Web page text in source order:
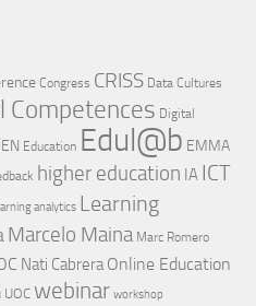
Congress CRISS Data Cultures
Competences Digital
Education Edul@b EMMA
higher education IA ICT
analytics Learning
Marcelo Maina Marc Romero
Nati Cabrera Online Education
UOC webinar workshop